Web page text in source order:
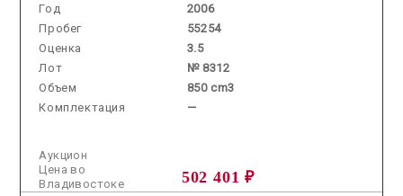
Год
2006
Пробег
55254
Оценка
3.5
Лот
№ 8312
Объем
850 cm3
Комплектация
—
Аукцион
502 401 ₽
Цена во
Владивостоке